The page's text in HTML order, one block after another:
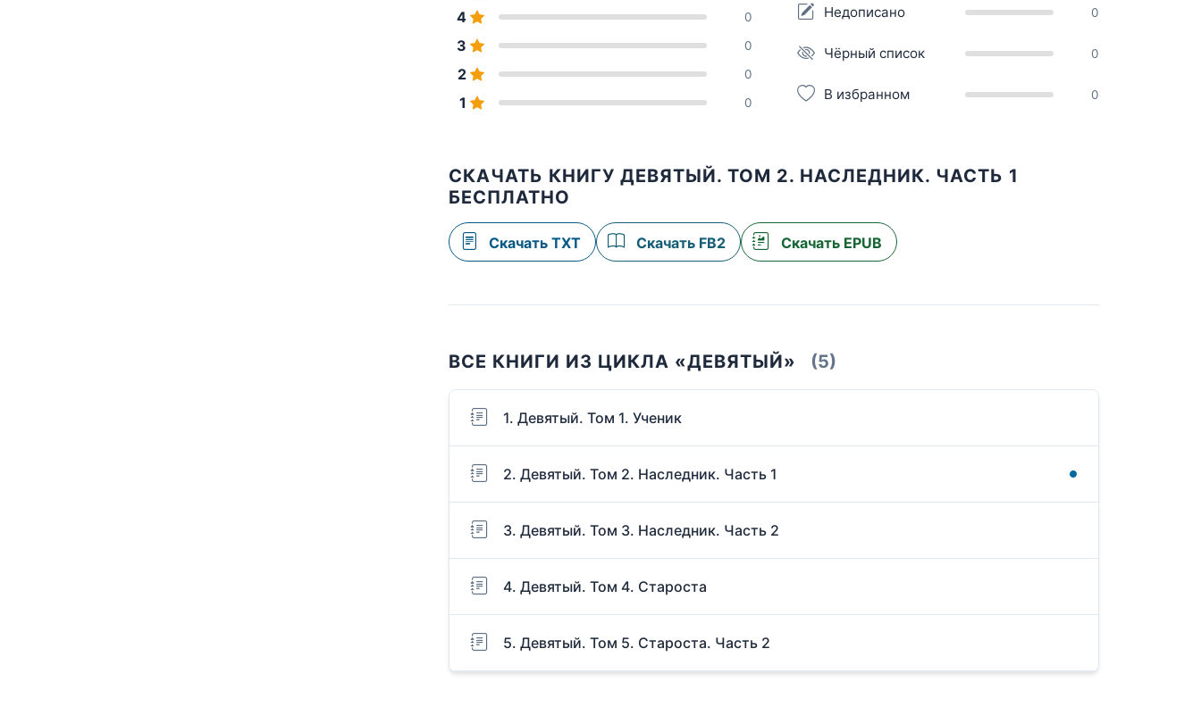
4 0
3 0
2 0
1 0
Недописано 0
Чёрный список 0
В избранном 0
СКАЧАТЬ КНИГУ ДЕВЯТЫЙ. ТОМ 2. НАСЛЕДНИК. ЧАСТЬ 1
БЕСПЛАТНО
Скачать TXT Скачать FB2 Скачать EPUB
ВСЕ КНИГИ ИЗ ЦИКЛА «ДЕВЯТЫЙ» (5)
1. Девятый. Том 1. Ученик
2. Девятый. Том 2. Наследник. Часть 1
3. Девятый. Том 3. Наследник. Часть 2
4. Девятый. Том 4. Староста
5. Девятый. Том 5. Староста. Часть 2